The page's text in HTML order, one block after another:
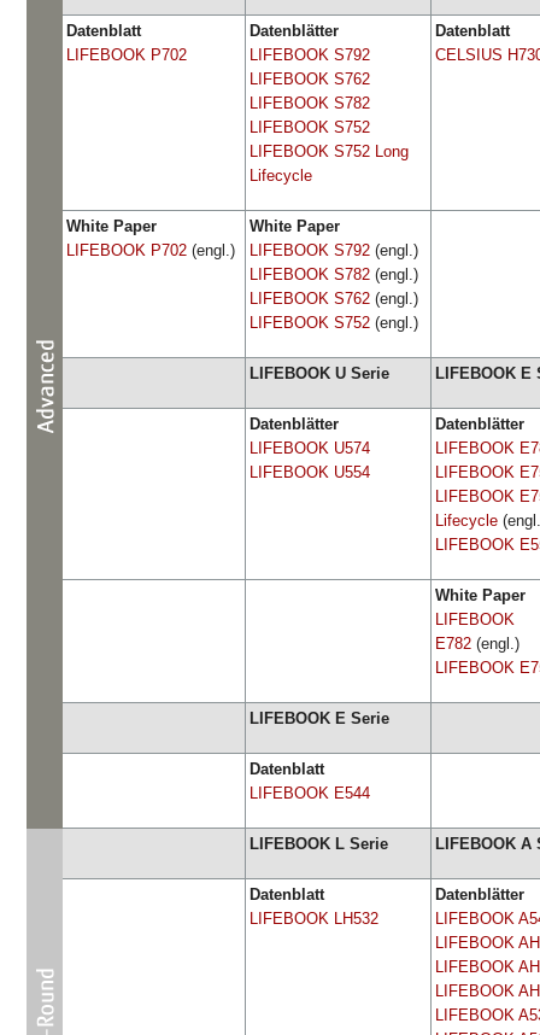
Datenblatt
LIFEBOOK P702
Datenblätter
LIFEBOOK S792
LIFEBOOK S762
LIFEBOOK S782
LIFEBOOK S752
LIFEBOOK S752 Long
Lifecycle
Datenblatt
CELSIUS
White Paper
LIFEBOOK P702 (engl.)
White Paper
LIFEBOOK S792 (engl.)
LIFEBOOK S782 (engl.)
LIFEBOOK S762 (engl.)
LIFEBOOK S752 (engl.)
LIFEBOOK U Serie LIFEBOOK E
Datenblätter
LIFEBOOK U574
LIFEBOOK U554
Datenblätter
LIFEBOOK
LIFEBOOK
LIFEBOOK
Lifecycle
LIFEBOOK
White Paper
LIFEBOOK
E782 (engl.)
LIFEBOOK
LIFEBOOK E Serie
Datenblatt
LIFEBOOK E544
LIFEBOOK L Serie LIFEBOOK A
Datenblatt
LIFEBOOK LH532
Datenblätter
LIFEBOOK
LIFEBOOK
LIFEBOOK
LIFEBOOK
LIFEBOOK